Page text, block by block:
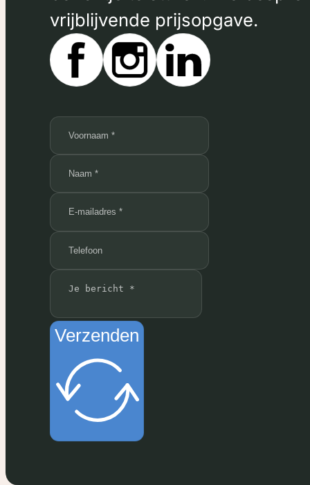
Amphora Maritime
Voor Amphora Maritime
uitstraalt. Het beeldmerk
een gestileerde amfora met
lijnen, verwijzend naar traditie en
maritieme sector. We werkten het
concept uit tot een volledig
toepasbare huisstijl: van
beursstandaard tot visitekaartje.
Modern, herkenbaar en klaar voor
medium.
Voltooid op: 30 juli 2026
Lees meer over Amphora
vrijblijvende prijsopgave.
Verzenden